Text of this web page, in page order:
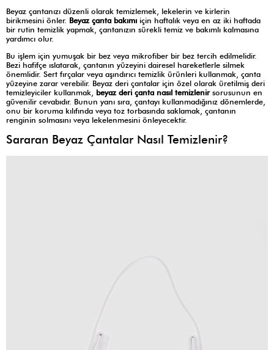
Beyaz çantanızı düzenli olarak temizlemek, lekelerin ve kirlerin
birikmesini önler. Beyaz çanta bakımı için haftalık veya en az iki haftada
bir rutin temizlik yapmak, çantanızın sürekli temiz ve bakımlı kalmasına
yardımcı olur.
Bu işlem için yumuşak bir bez veya mikrofiber bir bez tercih edilmelidir.
Bezi hafifçe ıslatarak, çantanın yüzeyini dairesel hareketlerle silmek
önemlidir. Sert fırçalar veya aşındırıcı temizlik ürünleri kullanmak, çanta
yüzeyine zarar verebilir. Beyaz deri çantalar için özel olarak üretilmiş deri
temizleyiciler kullanmak, beyaz deri çanta nasıl temizlenir sorusunun en
güvenilir cevabıdır. Bunun yanı sıra, çantayı kullanmadığınız dönemlerde,
onu bir koruma kılıfında veya toz torbasında saklamak, çantanın
renginin solmasını veya lekelenmesini önleyecektir.
Sararan Beyaz Çantalar Nasıl Temizlenir?